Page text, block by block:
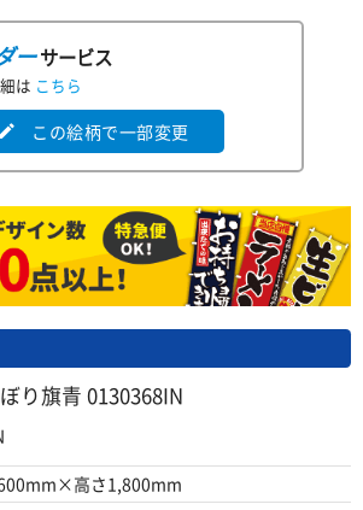
ーサービス
は こちら
edit この絵柄で一部変更
り旗青 0130368IN
高さ1,800mm